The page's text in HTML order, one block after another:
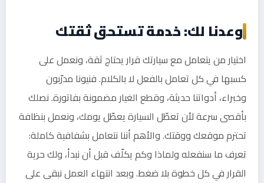
وعدنا لك: خدمة تستحق ثقتك
اختيار من يتعامل مع سيارتك قرار يحتاج ثقة، ونعمل على
كسبها في كل تعامل بالفعل لا بالكلام. فنيونا مدرّبون
وخبراء، أدواتنا حديثة، وقطع الغيار مضمونة بفاتورة. نصلك
بأقصى سرعة لأن تعطّل السيارة يعطّل يومك، ونعمل بنظافة
تحترم موقعك ووقتك. والأهم أننا نتعامل بشفافية كاملة:
تعرف ما سنفعله ولماذا وكم يكلّف قبل أن نبدأ، ولك حرية
القرار في كل خطوة بلا ضغط. وبعد انتهاء العمل نبقى على